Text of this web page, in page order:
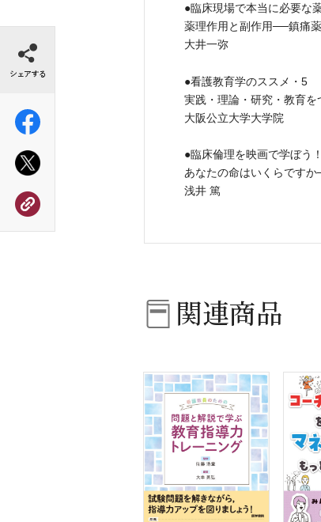
●臨床現場で本当に必要な
薬理作用と副作用──鎮痛
大井一弥
●看護教育学のススメ・5
実践・理論・研究・教育を
大阪公立大学大学院
●臨床倫理を映画で学ぼう
あなたの命はいくらですか
浅井 篤
関連商品